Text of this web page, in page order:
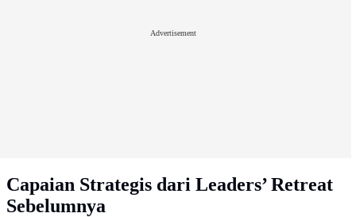
Advertisement
Capaian Strategis dari Leaders’ Retreat
Sebelumnya